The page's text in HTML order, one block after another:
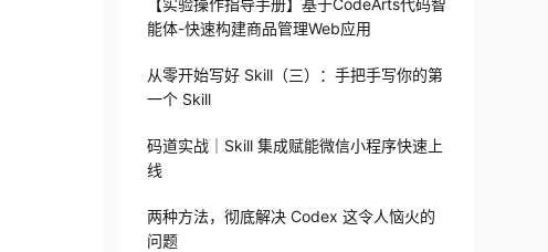
【实验操作指导手册】基于CodeArts代码智
能体-快速构建商品管理Web应用
从零开始写好 Skill（三）：手把手写你的第
一个 Skill
码道实战｜Skill 集成赋能微信小程序快速上
线
两种方法，彻底解决 Codex 这令人恼火的
问题